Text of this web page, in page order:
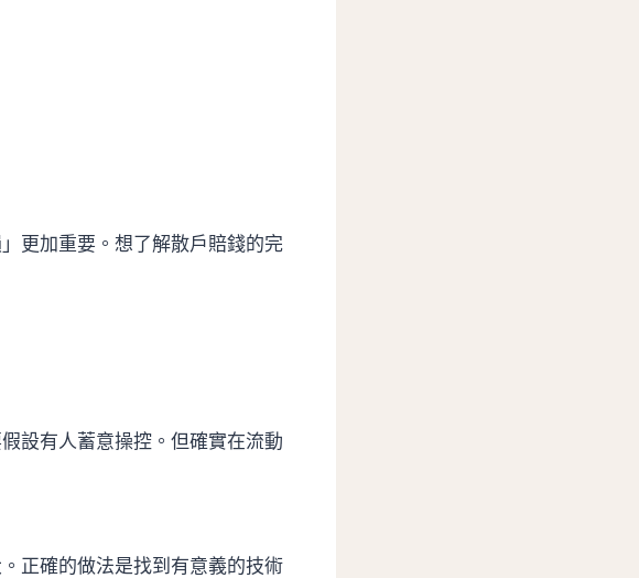
更加重要。想了解散戶賠錢的完
設有人蓄意操控。但確實在流動
正確的做法是找到有意義的技術